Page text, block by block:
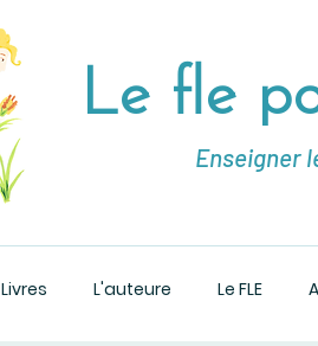
Le fle
Enseigner
Livres L'auteure Le FLE